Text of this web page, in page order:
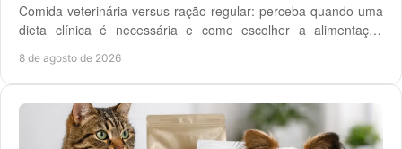
Comida veterinária versus ração regular: perceba quando uma
dieta clínica é necessária e como escolher a alimentação
8 de agosto de 2026